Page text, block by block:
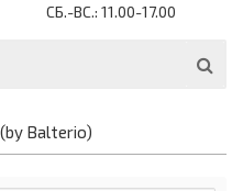
СБ.-ВС.: 11.00-17.00
Balterio)